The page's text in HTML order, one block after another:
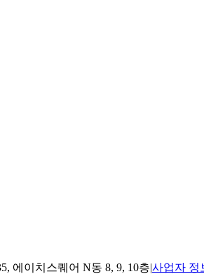
에이치스퀘어 N동 8, 9, 10층|사업자 정